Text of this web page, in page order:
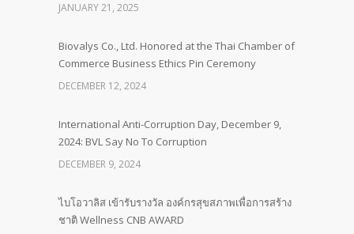
JANUARY 21, 2025
Biovalys Co., Ltd. Honored at the Thai Chamber of
Commerce Business Ethics Pin Ceremony
DECEMBER 12, 2024
International Anti-Corruption Day, December 9,
2024: BVL Say No To Corruption
DECEMBER 9, 2024
ไบโอวาลิส เข้ารับรางวัล องค์กรสุขสภาพเพื่อการสร้าง
ชาติ Wellness CNB AWARD